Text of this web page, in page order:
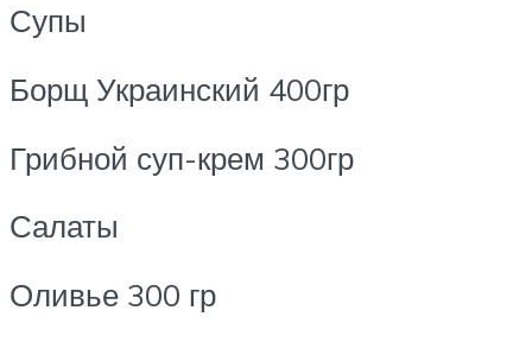
Супы
Борщ Украинский 400гр
Грибной суп-крем 300гр
Салаты
Оливье 300 гр